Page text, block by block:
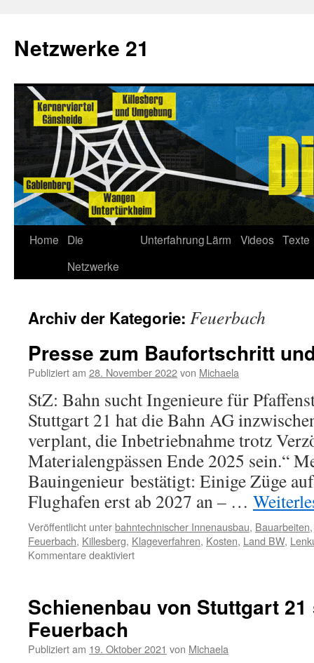
Netzwerke 21
Home
Die
Netzwerke
UnterfahrungLärm Videos Texte
Archiv der Kategorie: Feuerbach
Presse zum Baufortschritt
Publiziert am 28. November 2022von Michaela
StZ: Bahn sucht Ingenieure für
Stuttgart 21 hat die Bahn AG
verplant, die Inbetriebnahme trotz
Materialengpässen Ende 2025 sein.“
Bauingenieur bestätigt: Einige Züge
Flughafen erst ab 2027 an – …
Veröffentlicht unterbahntechnischer Innenausbau, Bauarbeiten
Feuerbach, Killesberg, Klageverfahren, Kosten, Land BW,
Kommentare deaktiviert
Schienenbau von Stuttgart
Feuerbach
Publiziert am 19. Oktober 2021 von Michaela